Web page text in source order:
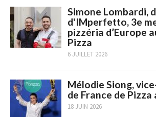
Simone Lombardi,
d'IMperfetto, 3e
pizzéria d’Europe
Pizza
6 JUILLET 2026
Mélodie Siong,
de France de Pizza
18 JUIN 2026